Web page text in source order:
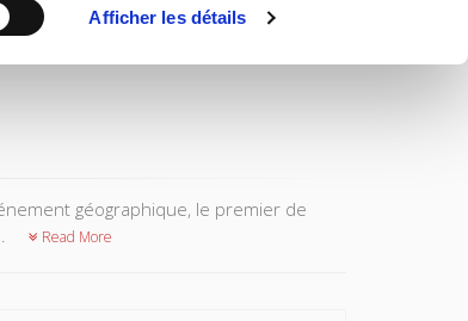
Afficher les détails
géographique, le premier de
Read More